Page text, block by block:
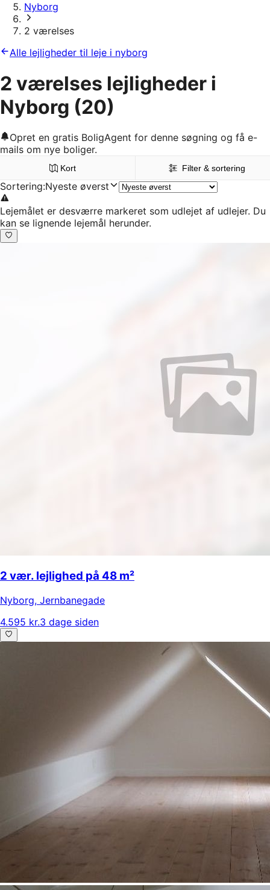
Nyborg
2 værelses
Alle lejligheder til leje i nyborg
2 værelses lejligheder i
Nyborg (20)
Opret en gratis BoligAgent for denne søgning og få e-
mails om nye boliger.
Kort Filter & sortering
Sortering:Nyeste øverst
Lejemålet er desværre markeret som udlejet af udlejer. Du
kan se lignende lejemål herunder.
2 vær. lejlighed på 48 m²
Nyborg, Jernbanegade
4.595 kr.3 dage siden